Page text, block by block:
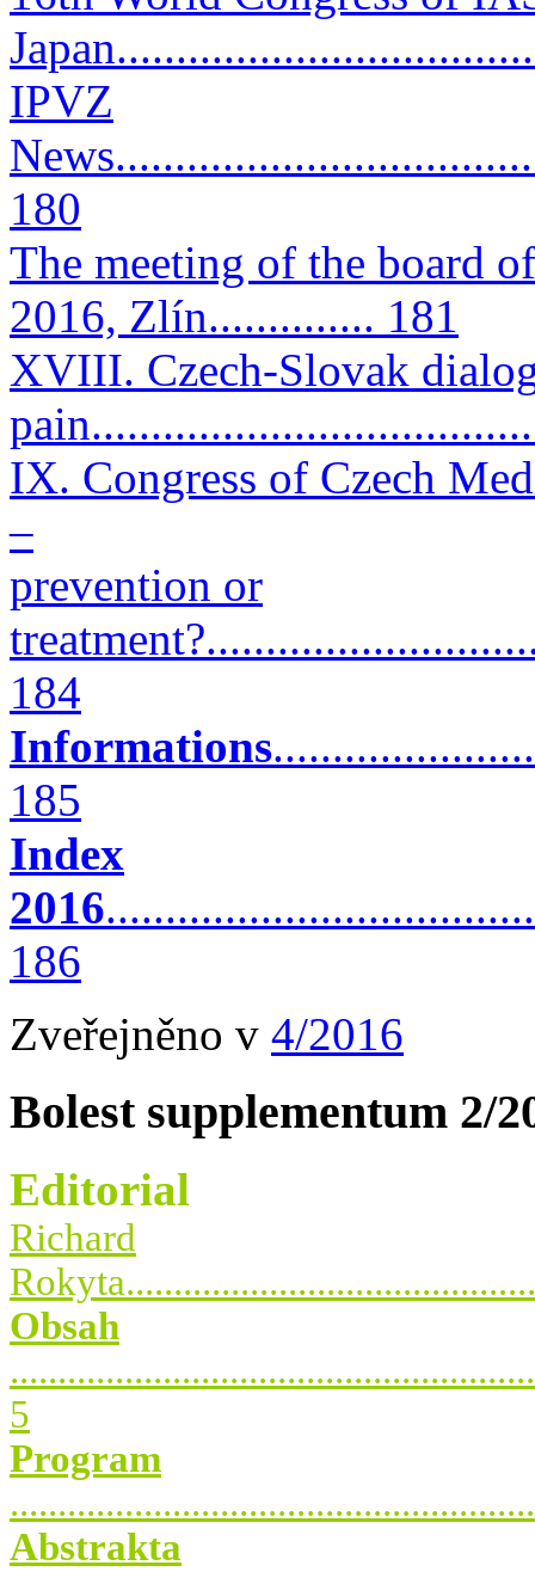
IPVZ
180
The meeting of the board
2016, Zlín.............. 181
XVIII. Czech-Slovak
IX. Congress of Czech
–
prevention or
184
Informations
185
Index
2016
186
Zveřejněno v 4/2016
Bolest supplementum 2/
Editorial
Richard
Obsah
5
Program
Abstrakta